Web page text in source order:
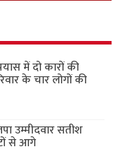
में दो कारों की
के चार लोगों की
उम्मीदवार सतीश
से आगे